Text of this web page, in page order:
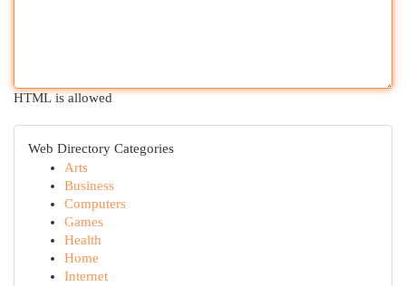
HTML is allowed
Web Directory Categories
Arts
Business
Computers
Games
Health
Home
Internet